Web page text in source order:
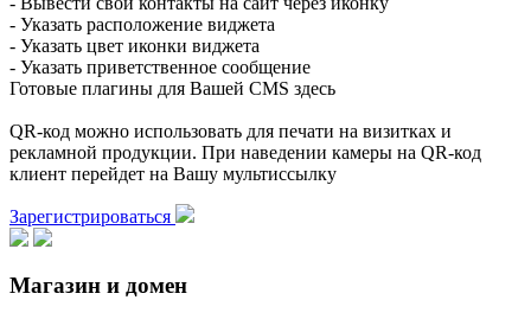
- Указать расположение виджета
- Указать цвет иконки виджета
- Указать приветственное сообщение
Готовые плагины для Вашей CMS здесь
QR-код можно использовать для печати на визитках и
рекламной продукции. При наведении камеры на QR-код
клиент перейдет на Вашу мультиссылку
Зарегистрироваться
Магазин и домен